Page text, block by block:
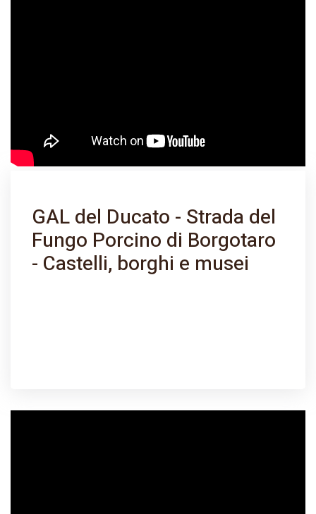
GAL del Ducato - Strada del
Fungo Porcino di Borgotaro
- Castelli, borghi e musei